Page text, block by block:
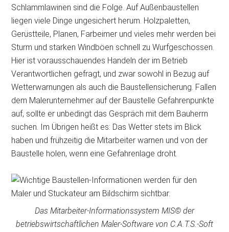
Schlammlawinen sind die Folge. Auf Außenbaustellen
liegen viele Dinge ungesichert herum. Holzpaletten,
Gerüstteile, Planen, Farbeimer und vieles mehr werden bei
Sturm und starken Windböen schnell zu Wurfgeschossen.
Hier ist vorausschauendes Handeln der im Betrieb
Verantwortlichen gefragt, und zwar sowohl in Bezug auf
Wetterwarnungen als auch die Baustellensicherung. Fallen
dem Malerunternehmer auf der Baustelle Gefahrenpunkte
auf, sollte er unbedingt das Gespräch mit dem Bauherrn
suchen. Im Übrigen heißt es: Das Wetter stets im Blick
haben und frühzeitig die Mitarbeiter warnen und von der
Baustelle holen, wenn eine Gefahrenlage droht.
Das Mitarbeiter-Informationssystem MIS© der
betriebswirtschaftlichen Maler-Software von C.A.T.S.-Soft